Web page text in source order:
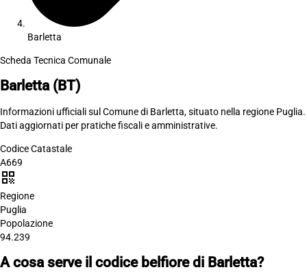
Barletta
Scheda Tecnica Comunale
Barletta (BT)
Informazioni ufficiali sul Comune di Barletta, situato nella regione Puglia.
Dati aggiornati per pratiche fiscali e amministrative.
Codice Catastale
A669
qr_code
Regione
Puglia
Popolazione
94.239
A cosa serve il codice belfiore di Barletta?